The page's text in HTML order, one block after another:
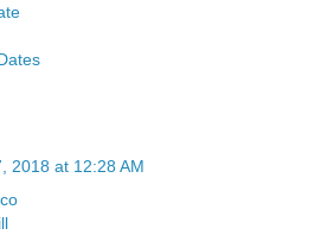
2018 at 12:28 AM